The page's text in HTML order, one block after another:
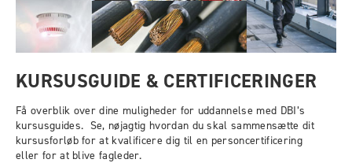
KURSUSGUIDE & CERTIFICERINGER
Få overblik over dine muligheder for uddannelse med DBI’s
kursusguides. Se, nøjagtig hvordan du skal sammensætte dit
kursusforløb for at kvalificere dig til en personcertificering
eller for at blive fagleder.